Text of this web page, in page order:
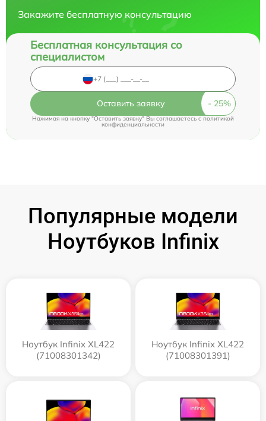
Закажите бесплатную консультацию
Бесплатная консультация со
специалистом
Оставить заявку
Нажимая на кнопку "Оставить заявку" Вы соглашаетесь cполитикой
конфиденциальности
Популярные модели
Ноутбуков Infinix
Ноутбук Infinix XL422
(71008301342)
Ноутбук Infinix XL422
(71008301391)